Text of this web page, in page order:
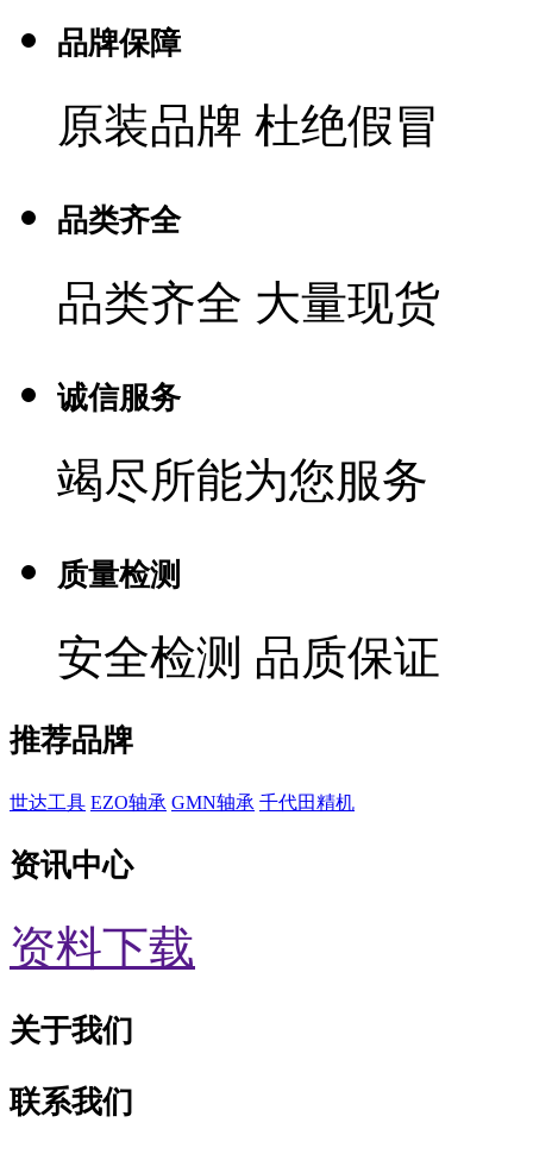
品牌保障
原装品牌 杜绝假冒
品类齐全
品类齐全 大量现货
诚信服务
竭尽所能为您服务
质量检测
安全检测 品质保证
推荐品牌
世达工具 EZO轴承 GMN轴承 千代田精机
资讯中心
资料下载
关于我们
联系我们